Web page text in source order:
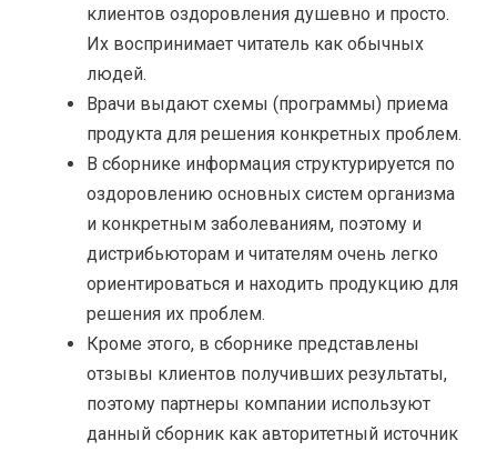
клиентов оздоровления душевно и просто.
Их воспринимает читатель как обычных
людей.
Врачи выдают схемы (программы) приема
продукта для решения конкретных проблем.
В сборнике информация структурируется по
оздоровлению основных систем организма
и конкретным заболеваниям, поэтому и
дистрибьюторам и читателям очень легко
ориентироваться и находить продукцию для
решения их проблем.
Кроме этого, в сборнике представлены
отзывы клиентов получивших результаты,
поэтому партнеры компании используют
данный сборник как авторитетный источник